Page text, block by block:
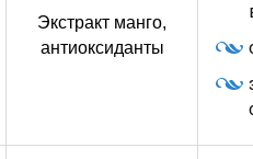
Экстракт манго,
антиоксиданты